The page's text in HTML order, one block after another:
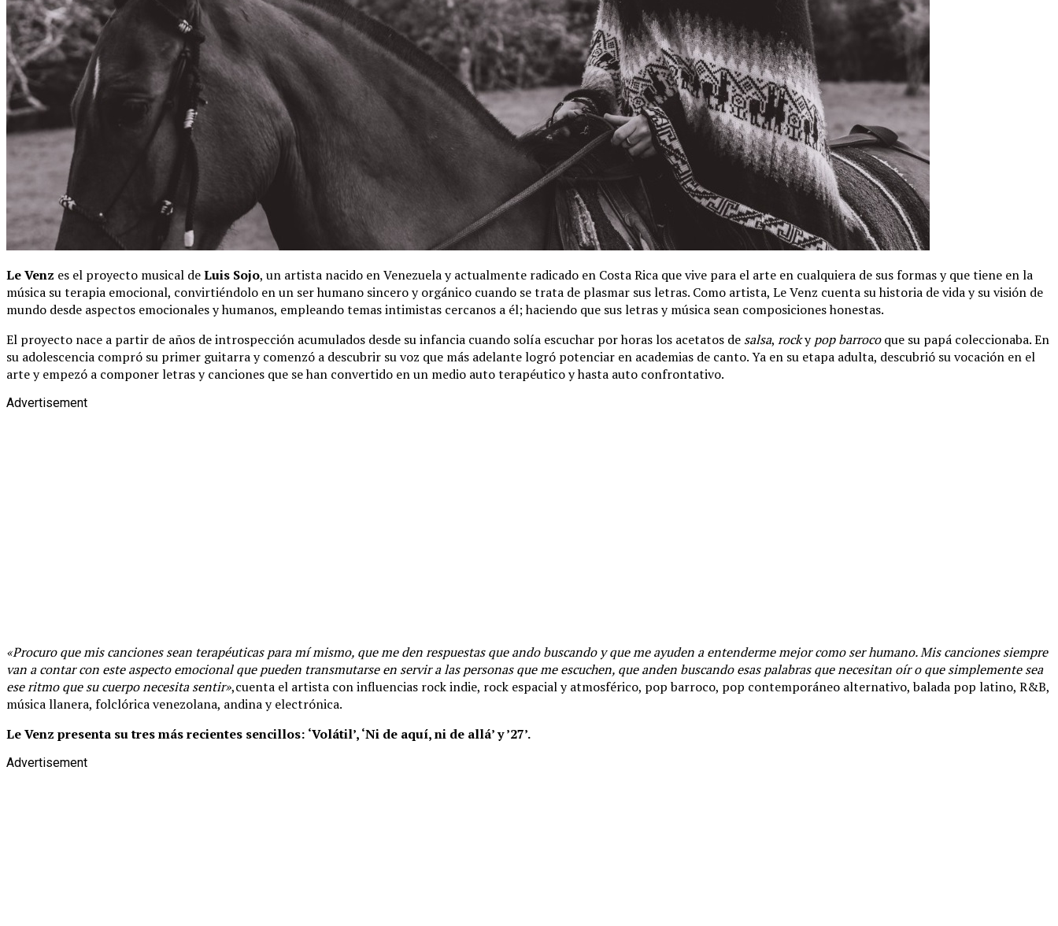
Le Venz es el proyecto musical deLuis Sojo, un artista nacido en Venezuela y actualmente radicado en Costa Rica que vive para el arte en cualquiera de sus formas y que tiene en la
música su terapia emocional, convirtiéndolo en un ser humano sincero y orgánico cuando se trata de plasmar sus letras. Como artista, Le Venz cuenta su historia de vida y su visión de
mundo desde aspectos emocionales y humanos, empleando temas intimistas cercanos a él; haciendo que sus letras y música sean composiciones honestas.
El proyecto nace a partir de años de introspección acumulados desde su infancia cuando solía escuchar por horas los acetatos de salsa, rockypop barrocoque su papá coleccionaba. En
su adolescencia compró su primer guitarra y comenzó a descubrir su voz que más adelante logró potenciar en academias de canto. Ya en su etapa adulta, descubrió su vocación en el
arte y empezó a componer letras y canciones que se han convertido en un medio auto terapéutico y hasta auto confrontativo.
Advertisement
«Procuro que mis canciones sean terapéuticas para mí mismo, que me den respuestas que ando buscando y que me ayuden a entenderme mejor como ser humano. Mis canciones siempre
van a contar con este aspecto emocional que pueden transmutarse en servir a las personas que me escuchen, que anden buscando esas palabras que necesitan oír o que simplemente sea
ese ritmo que su cuerpo necesita sentir»,cuenta el artista con influencias rock indie, rock espacial y atmosférico, pop barroco, pop contemporáneo alternativo, balada pop latino, R&B,
música llanera, folclórica venezolana, andina y electrónica.
Le Venz presenta su tres más recientes sencillos: ‘Volátil’, ‘Ni de aquí, ni de allá’ y ’27’.
Advertisement